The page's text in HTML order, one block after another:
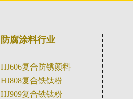
防腐涂料行业
HJ606复合防锈颜料
HJ808复合铁钛粉
HJ909复合铁钛粉